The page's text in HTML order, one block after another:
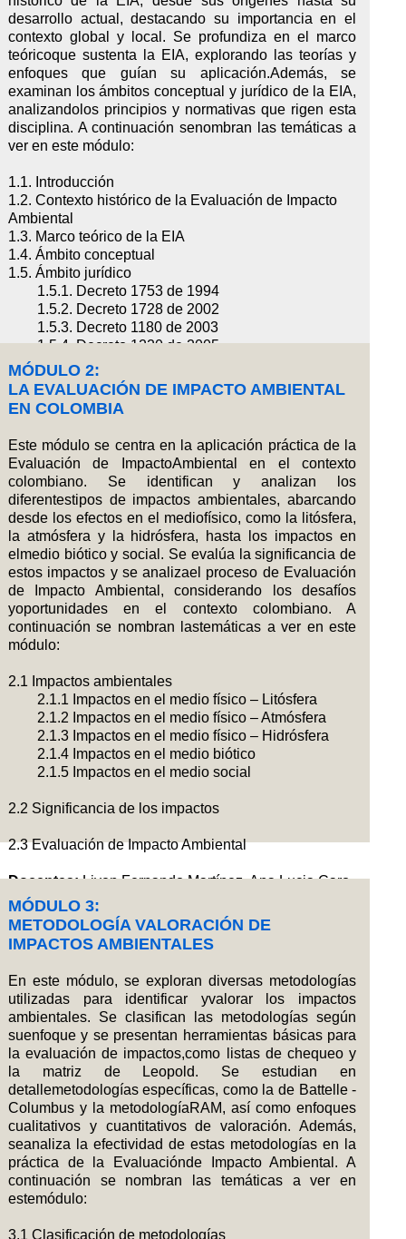
desarrollo actual, destacando su importancia en el
contexto global y local. Se profundiza en el marco
teóricoque sustenta la EIA, explorando las teorías y
enfoques que guían su aplicación.Además, se
examinan los ámbitos conceptual y jurídico de la EIA,
analizandolos principios y normativas que rigen esta
disciplina. A continuación senombran las temáticas a
ver en este módulo:
1.1. Introducción
1.2. Contexto histórico de la Evaluación de Impacto
Ambiental
1.3. Marco teórico de la EIA
1.4. Ámbito conceptual
1.5. Ámbito jurídico
1.5.1. Decreto 1753 de 1994
1.5.2. Decreto 1728 de 2002
1.5.3. Decreto 1180 de 2003
1.5.4. Decreto 1220 de 2005
1.5.5. Decreto 2820 de 2010
1.5.6. Decreto 2041 de 2014
1.5.7. Decreto 1076 de 2015
Docentes: Javier Toro, Liven Fernando Martínez, Ana
Lucia Caro
MÓDULO 2:
LA EVALUACIÓN DE IMPACTO AMBIENTAL
EN COLOMBIA
Este módulo se centra en la aplicación práctica de la
Evaluación de ImpactoAmbiental en el contexto
colombiano. Se identifican y analizan los
diferentestipos de impactos ambientales, abarcando
desde los efectos en el mediofísico, como la litósfera,
la atmósfera y la hidrósfera, hasta los impactos en
elmedio biótico y social. Se evalúa la significancia de
estos impactos y se analizael proceso de Evaluación
de Impacto Ambiental, considerando los desafíos
yoportunidades en el contexto colombiano. A
continuación se nombran lastemáticas a ver en este
módulo:
2.1 Impactos ambientales
2.1.1 Impactos en el medio físico – Litósfera
2.1.2 Impactos en el medio físico – Atmósfera
2.1.3 Impactos en el medio físico – Hidrósfera
2.1.4 Impactos en el medio biótico
2.1.5 Impactos en el medio social
2.2 Significancia de los impactos
2.3 Evaluación de Impacto Ambiental
Docentes:Liven Fernando Martínez, Ana Lucia Caro
MÓDULO 3:
METODOLOGÍA VALORACIÓN DE
IMPACTOS AMBIENTALES
En este módulo, se exploran diversas metodologías
utilizadas para identificar yvalorar los impactos
ambientales. Se clasifican las metodologías según
suenfoque y se presentan herramientas básicas para
la evaluación de impactos,como listas de chequeo y
la matriz de Leopold. Se estudian en
detallemetodologías específicas, como la de Battelle -
Columbus y la metodologíaRAM, así como enfoques
cualitativos y cuantitativos de valoración. Además,
seanaliza la efectividad de estas metodologías en la
práctica de la Evaluaciónde Impacto Ambiental. A
continuación se nombran las temáticas a ver en
estemódulo:
3.1 Clasificación de metodologías